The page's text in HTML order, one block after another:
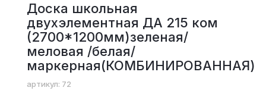
Доска школьная
двухэлементная ДА 215 ком
(2700*1200мм)зеленая/
меловая /белая/
маркерная(КОМБИНИРОВАННАЯ)
артикул: 72